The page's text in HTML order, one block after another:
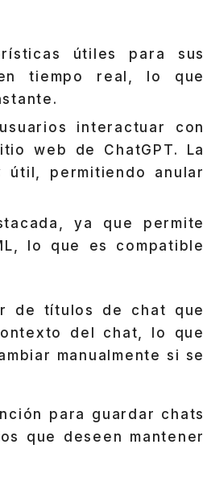
útiles para sus
tiempo real, lo que
interactuar con
web de ChatGPT. La
permitiendo anular
ya que permite
lo que es compatible
de títulos de chat que
del chat, lo que
manualmente si se
para guardar chats
que deseen mantener